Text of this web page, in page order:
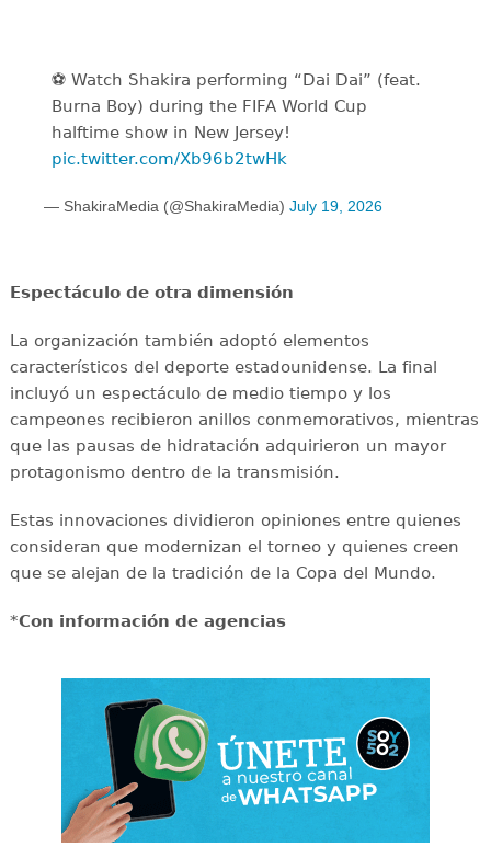
⚽️️ Watch Shakira performing “Dai Dai” (feat.
Burna Boy) during the FIFA World Cup
halftime show in New Jersey!
pic.twitter.com/Xb96b2twHk
— ShakiraMedia (@ShakiraMedia) July 19, 2026
Espectáculo de otra dimensión
La organización también adoptó elementos
característicos del deporte estadounidense. La final
incluyó un espectáculo de medio tiempo y los
campeones recibieron anillos conmemorativos, mientras
que las pausas de hidratación adquirieron un mayor
protagonismo dentro de la transmisión.
Estas innovaciones dividieron opiniones entre quienes
consideran que modernizan el torneo y quienes creen
que se alejan de la tradición de la Copa del Mundo.
*Con información de agencias